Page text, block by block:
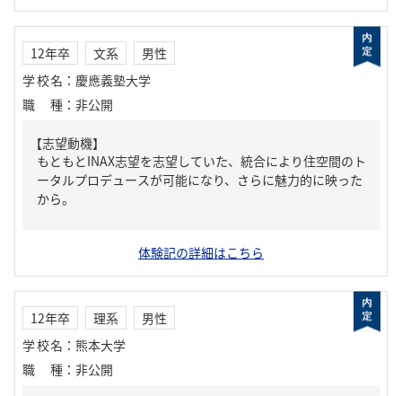
12年卒 文系
男性
学校名 ： 慶應義塾大学
職種 ： 非公開
【志望動機】
もともとINAX志望を志望していた、統合により住空間のト
ータルプロデュースが可能になり、さらに魅力的に映った
から。
体験記の詳細はこちら
12年卒 理系
男性
学校名 ： 熊本大学
職種 ： 非公開